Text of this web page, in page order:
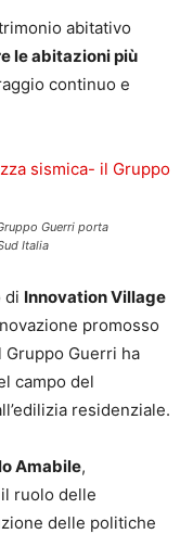
abitativo
le abitazioni più
continuo e
Guerri porta
Italia
di Innovation Village
promosso
Gruppo Guerri ha
campo del
residenziale.
Amabile,
ruolo delle
delle politiche